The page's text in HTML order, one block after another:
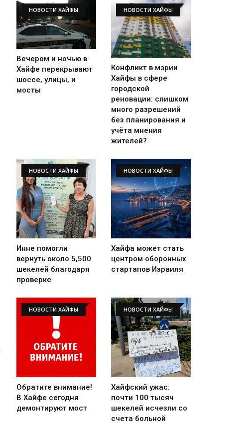
НОВОСТИ ХАЙФЫ
Вечером и ночью в
Хайфе перекрывают
шоссе, улицы, и
мосты
НОВОСТИ ХАЙФЫ
Конфликт в мэрии
Хайфы в сфере
городской
реновации: слишком
много разрешений
без планирования и
учёта мнения
жителей?
НОВОСТИ ХАЙФЫ
Инне помогли
вернуть около 5,500
шекелей благодаря
проверке
НОВОСТИ ХАЙФЫ
Хайфа может стать
центром оборонных
стартапов Израиля
НОВОСТИ ХАЙФЫ
Обратите внимание!
В Хайфе сегодня
демонтируют мост
НОВОСТИ ХАЙФЫ
Хайфский ужас:
почти 100 тысяч
шекелей исчезли со
счета больной